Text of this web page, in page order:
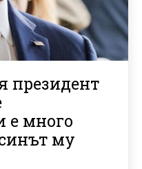
президент
е много
му